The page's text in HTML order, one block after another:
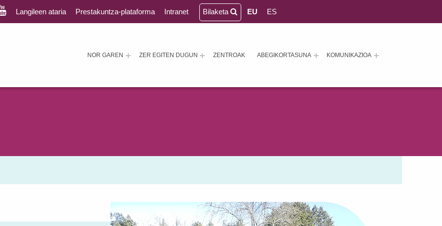
NOR GAREN ZER EGITEN DUGUN ZENTROAK ABEGIKORTASUNA KOMUNIKAZIOA
Langileen ataria Prestakuntza-plataforma Intranet Bilaketa EU ES